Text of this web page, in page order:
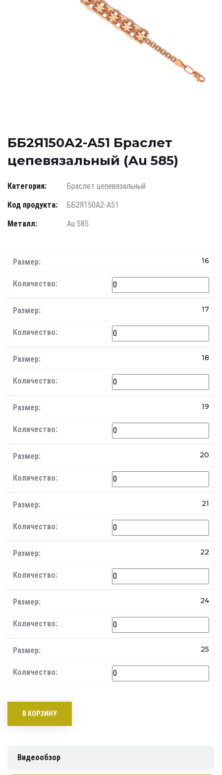
ББ2Я150А2-А51 Браслет
цепевязальный (Au 585)
Категория:
Браслет цепевязальный
Код продукта:
ББ2Я150А2-А51
Металл:
Au 585
16
17
18
19
20
21
22
24
25
В КОРЗИНУ
Видеообзор